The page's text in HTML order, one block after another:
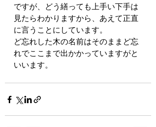
ですが、どう繕っても上手い下手は
見たらわかりますから、あえて正直
に言うことにしています。
ど忘れした木の名前はそのままど忘
れでここまで出かかっていますがと
いいます。